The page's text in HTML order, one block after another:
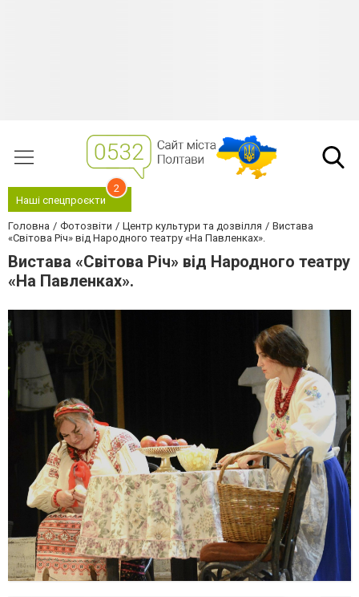
Наші спецпроєкти
2
Головна Фотозвіти Центр культури та дозвілля
Вистава
«Світова Річ» від Народного театру «На Павленках».
Вистава «Світова Річ» від Народного театру
«На Павленках».